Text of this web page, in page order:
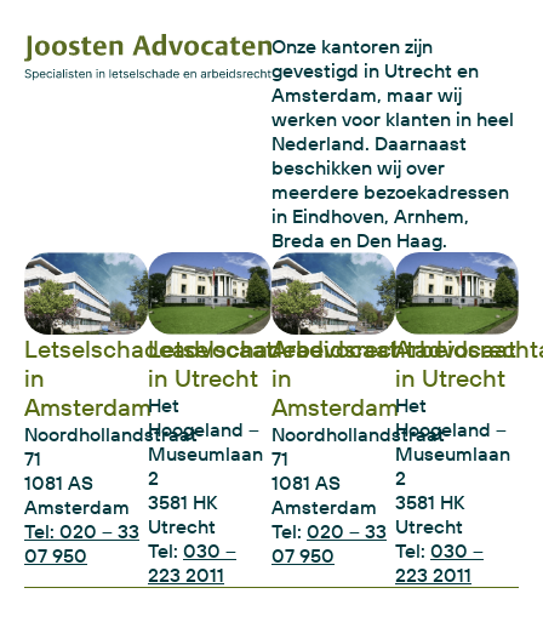
Onze kantoren zijn
gevestigd in Utrecht en
Amsterdam, maar wij
werken voor klanten in heel
Nederland. Daarnaast
beschikken wij over
meerdere bezoekadressen
in Eindhoven, Arnhem,
Breda en Den Haag.
Letselschadeadvocaat
in
Amsterdam
Noordhollandstraat
71
1081 AS
Amsterdam
Tel: 020 – 33
07 950
Letselschadeadvocaat
in Utrecht
Het
Hoogeland –
Museumlaan
2
3581 HK
Utrecht
Tel: 030 –
223 2011
Arbeidsrechtadvocaat
in
Amsterdam
Noordhollandstraat
71
1081 AS
Amsterdam
Tel: 020 – 33
07 950
in Utrecht
Het
Hoogeland –
Museumlaan
2
3581 HK
Utrecht
Tel: 030 –
223 2011